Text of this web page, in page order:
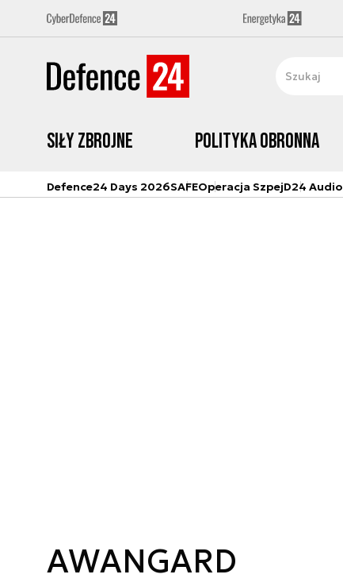
Siły zbrojne Polityka obronna
Defence24 Days 2026SAFEOperacja SzpejD24 Audio
AWANGARD